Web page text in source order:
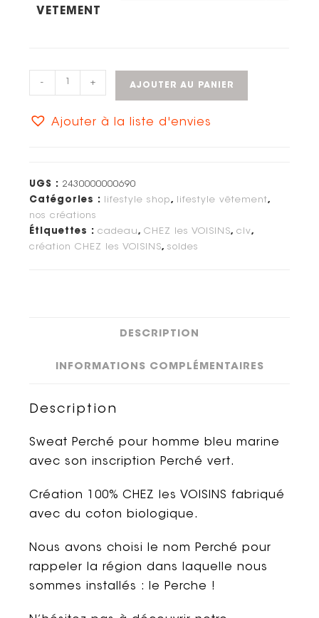
VETEMENT
- + AJOUTER AU PANIER
Ajouter à la liste d'envies
UGS : 2430000000690
Catégories :
lifestyle shop, lifestyle vêtement,
nos créations
Étiquettes :cadeau,CHEZ les VOISINS,clv,
création CHEZ les VOISINS,soldes
DESCRIPTION
INFORMATIONS COMPLÉMENTAIRES
Description
Sweat Perché pour homme bleu marine
avec son inscription Perché vert.
Création 100% CHEZ les VOISINS fabriqué
avec du coton biologique.
Nous avons choisi le nom Perché pour
rappeler la région dans laquelle nous
sommes installés : le Perche !